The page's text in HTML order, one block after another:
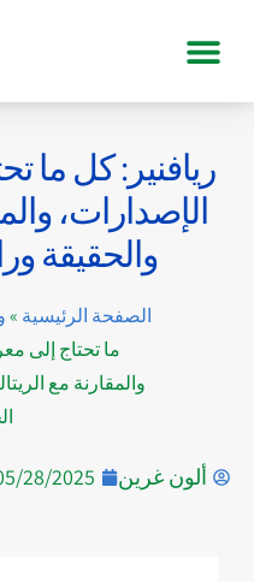
ريافنير: كل ما
الإصدارات،
والحقيقة
الصفحة الرئيسية »
ما تحتاج إلى
والمقارنة مع
ألون غرين 28/2025